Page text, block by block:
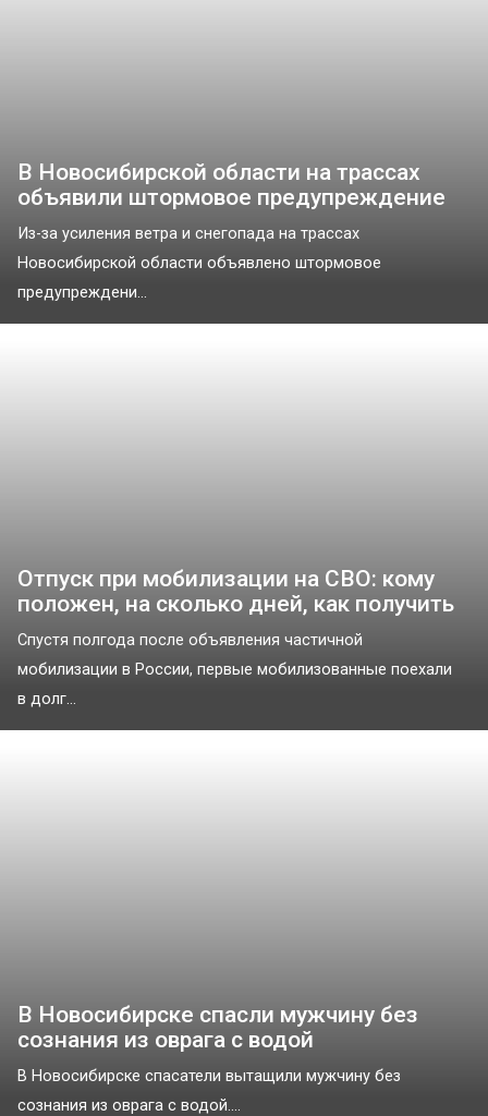
В Новосибирской области на трассах
объявили штормовое предупреждение
Из-за усиления ветра и снегопада на трассах
Новосибирской области объявлено штормовое
предупреждени...
Отпуск при мобилизации на СВО: кому
положен, на сколько дней, как получить
Спустя полгода после объявления частичной
мобилизации в России, первые мобилизованные поехали
в долг...
В Новосибирске спасли мужчину без
сознания из оврага с водой
В Новосибирске спасатели вытащили мужчину без
сознания из оврага с водой....